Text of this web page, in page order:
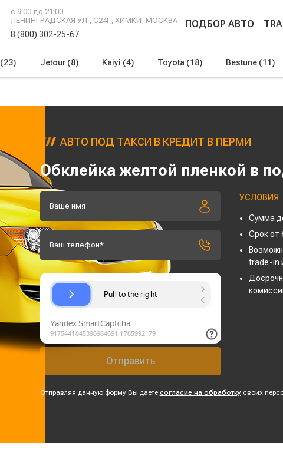
с 9:00 до 21:00
ЛЕНИНГРАДСКАЯ УЛ., С24Г, ХИМКИ, МОСКВА
8 (800) 302-25-67
ПОДБОР АВТО
(23) Jetour (8) Kaiyi (4) Toyota (18) Bestune (11)
АВТО ПОД ТАКСИ В КРЕДИТ В ПЕРМИ
Обклейка желтой пленкой в
Отправить
УСЛОВИЯ
Сумма
Срок от
trade-in
Отправляя данную форму Вы даете согласие на обработкусвоих